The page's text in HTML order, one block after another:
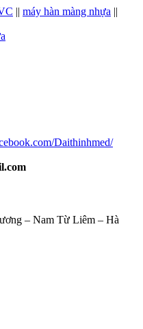
|| máy hàn màng nhựa ||
Daithinhmed/
– Nam Từ Liêm – Hà